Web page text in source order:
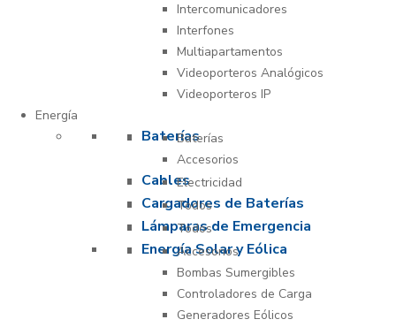
Intercomunicadores
Interfones
Multiapartamentos
Videoporteros Analógicos
Videoporteros IP
Energía
BateríasBaterías
Accesorios
CablesElectricidad
Cargadores de Baterías
Todos
Lámparas de Emergencia
Todos
Energía Solar y Eólica
Accesorios
Bombas Sumergibles
Controladores de Carga
Generadores Eólicos